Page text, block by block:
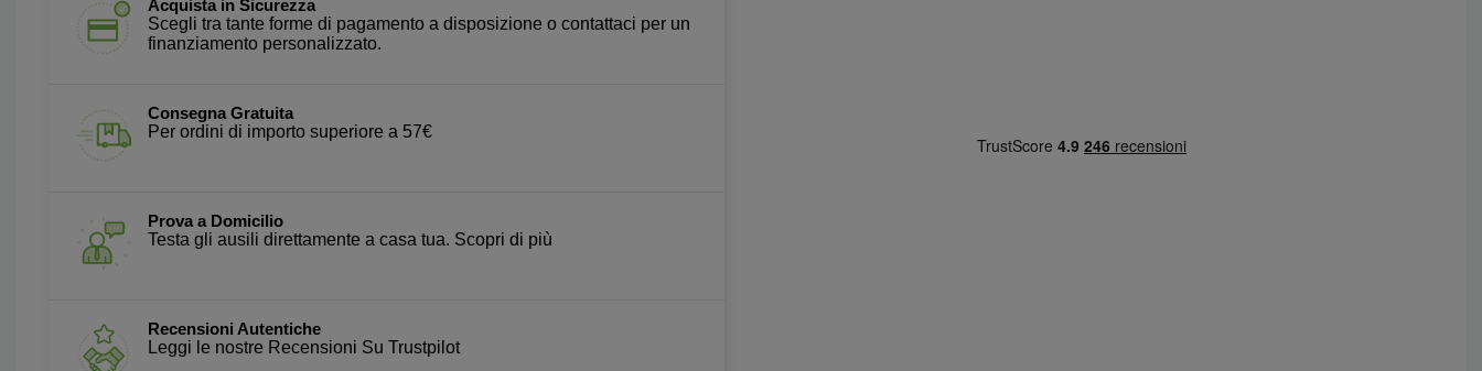
Acquista in Sicurezza
Scegli tra tante forme di pagamento a disposizione o contattaci per un
finanziamento personalizzato.
Consegna Gratuita
Per ordini di importo superiore a 57€
Prova a Domicilio
Testa gli ausili direttamente a casa tua. Scopri di più
Recensioni Autentiche
Leggi le nostre Recensioni Su Trustpilot